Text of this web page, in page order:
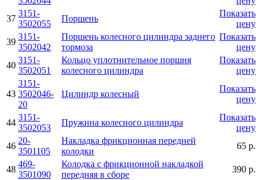
37
3151-
3502055
Поршень
Показать
цену
39
3151-
3502042
Поршень колесного цилиндра заднего
тормоза
Показать
цену
40
3151-
3502051
Кольцо уплотнительное поршня
колесного цилиндра
Показать
цену
43
3151-
3502046-
20
Цилиндр колесный
Показать
цену
44
3151-
3502053
Пружина колесного цилиндра
Показать
цену
46
20-
3501105
Накладка фрикционная передней
колодки
65 р.
48
469-
3501090
Колодка с фрикционной накладкой
передняя в сборе
390 р.